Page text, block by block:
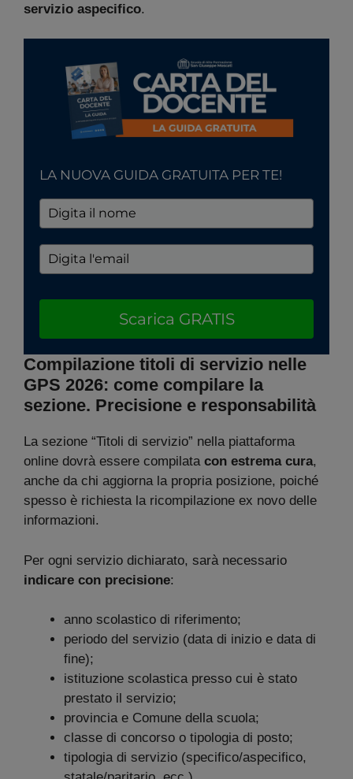
servizio aspecifico.
LA NUOVA GUIDA GRATUITA PER TE!
Scarica GRATIS
Compilazione titoli di servizio nelle
GPS 2026: come compilare la
sezione. Precisione e responsabilità
La sezione “Titoli di servizio” nella piattaforma
online dovrà essere compilata con estrema cura,
anche da chi aggiorna la propria posizione, poiché
spesso è richiesta la ricompilazione ex novo delle
informazioni.
Per ogni servizio dichiarato, sarà necessario
indicare con precisione:
anno scolastico di riferimento;
periodo del servizio (data di inizio e data di
fine);
istituzione scolastica presso cui è stato
prestato il servizio;
provincia e Comune della scuola;
classe di concorso o tipologia di posto;
tipologia di servizio (specifico/aspecifico,